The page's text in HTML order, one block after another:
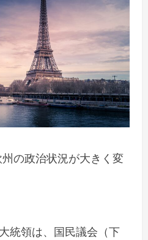
の政治状況が大きく変
統領は、国民議会（下